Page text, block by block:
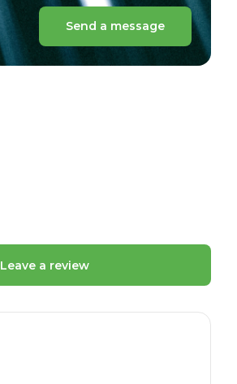
Send a message
Leave a review